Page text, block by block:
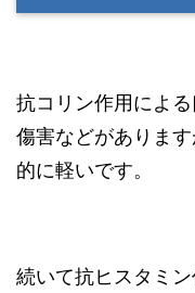
抗コリン作用によ
傷害などがありま
的に軽いです。
続いて抗ヒスタミ